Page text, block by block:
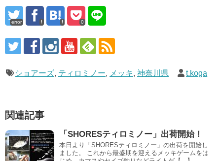
error 0
ショアーズ, ティロミノー, メッキ, 神奈川県 t.koga
関連記事
「SHORESティロミノー」出荷開始！
本日より「SHORESティロミノー」の出荷を開始し
ました。 これから最盛期を迎えるメッキゲームをは